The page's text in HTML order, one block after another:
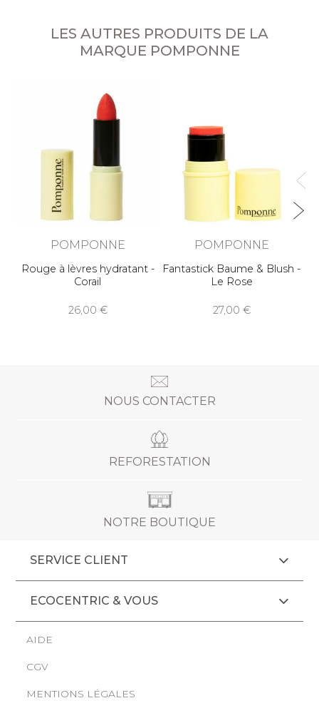
LES AUTRES PRODUITS DE LA
MARQUE POMPONNE
POMPONNE
Rouge à lèvres hydratant -
Corail
26,00
POMPONNE
Fantastick Baume & Blush -
Le Rose
27,00
NOUS CONTACTER
REFORESTATION
NOTRE BOUTIQUE
SERVICE CLIENT
ECOCENTRIC & VOUS
AIDE
CGV
MENTIONS LÉGALES